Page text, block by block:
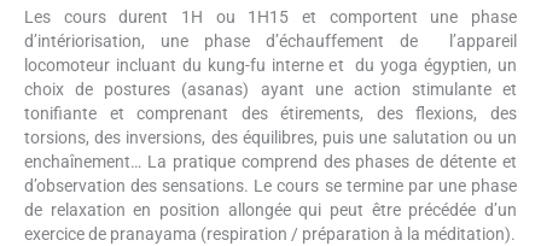
Les cours durent 1H ou 1H15 et comportent une phase
d’intériorisation, une phase d’échauffement de l’appareil
locomoteur incluant du kung-fu interne et du yoga égyptien, un
choix de postures (asanas) ayant une action stimulante et
tonifiante et comprenant des étirements, des flexions, des
torsions, des inversions, des équilibres, puis une salutation ou un
enchaînement… La pratique comprend des phases de détente et
d’observation des sensations. Le cours se termine par une phase
de relaxation en position allongée qui peut être précédée d’un
exercice de pranayama (respiration / préparation à la méditation).